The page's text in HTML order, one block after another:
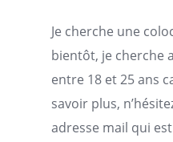
Je cherche une
bientôt, je cherche
entre 18 et 25 ans
savoir plus,
adresse mail qui